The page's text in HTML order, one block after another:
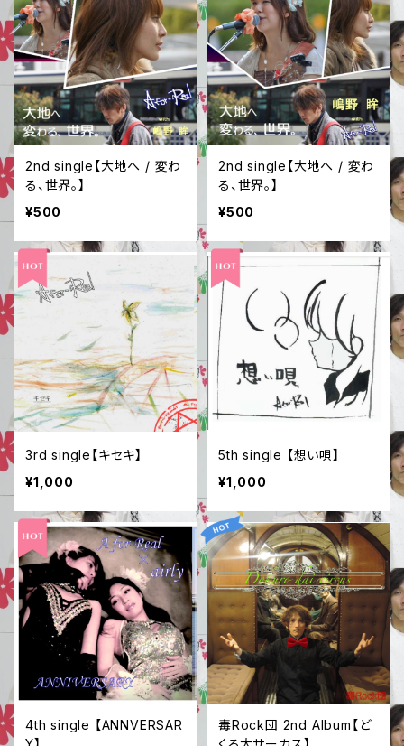
2nd single【大地へ / 変わ
る、世界。】
¥500
2nd single【大地へ / 変わ
る、世界。】
¥500
3rd single【キセキ】
¥1,000
5th single 【想い唄】
¥1,000
4th single 【ANNVERSAR
毒Rock団 2nd Album【ど